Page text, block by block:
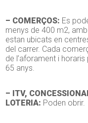
– COMERÇOS: Es
menys de 400 m2,
estan ubicats en
del carrer. Cada
de l’aforament i
65 anys.
– ITV,
LOTERIA: Poden obrir.